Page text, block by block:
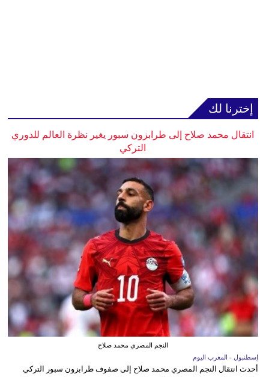
إخترنا لك
انتقال محمد صلاح إلى طرابزون سبور يغير نظرة العالم للدوري
التركي
النجم المصري محمد صلاح
إسطنبول - المغرب اليوم
أحدث انتقال النجم المصري محمد صلاح إلى صفوف طرابزون سبور التركي